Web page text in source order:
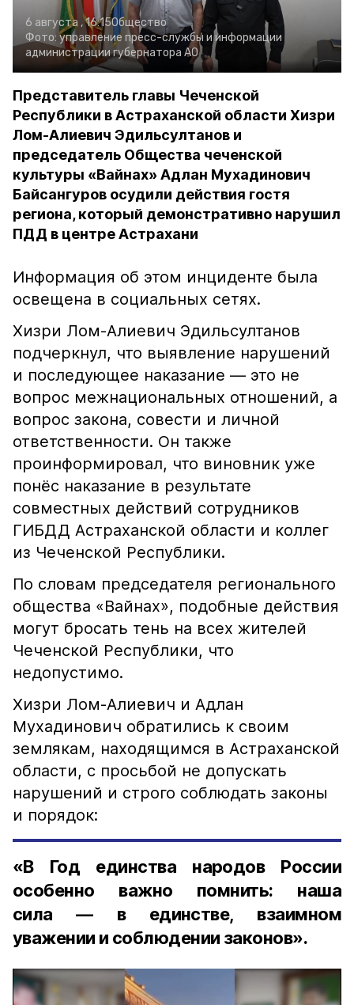
6 августа , 16:15Общество
Фото: управление пресс-службы и информации
администрации губернатора АО
Представитель главы Чеченской
Республики в Астраханской области Хизри
Лом-Алиевич Эдильсултанов и
председатель Общества чеченской
культуры «Вайнах» Адлан Мухадинович
Байсангуров осудили действия гостя
региона, который демонстративно нарушил
ПДД в центре Астрахани
Информация об этом инциденте была
освещена в социальных сетях.
Хизри Лом-Алиевич Эдильсултанов
подчеркнул, что выявление нарушений
и последующее наказание — это не
вопрос межнациональных отношений, а
вопрос закона, совести и личной
ответственности. Он также
проинформировал, что виновник уже
понёс наказание в результате
совместных действий сотрудников
ГИБДД Астраханской области и коллег
из Чеченской Республики.
По словам председателя регионального
общества «Вайнах», подобные действия
могут бросать тень на всех жителей
Чеченской Республики, что
недопустимо.
Хизри Лом-Алиевич и Адлан
Мухадинович обратились к своим
землякам, находящимся в Астраханской
области, с просьбой не допускать
нарушений и строго соблюдать законы
и порядок:
«В Год единства народов России
особенно важно помнить: наша
сила — в единстве, взаимном
уважении и соблюдении законов».